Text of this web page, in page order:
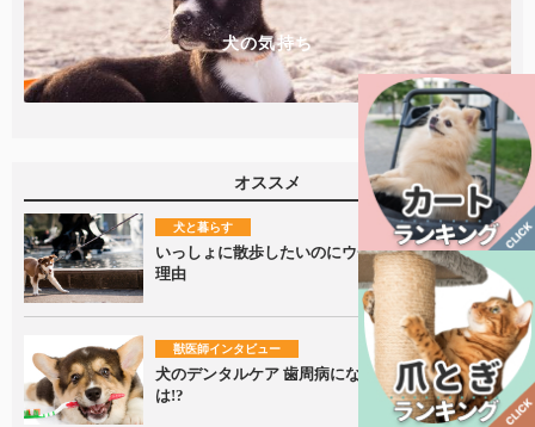
犬の気持ち
オススメ
犬と暮らす
いっしょに散歩したいのにウチの子犬が歩かない
理由
獣医師インタビュー
犬のデンタルケア 歯周病にならないための予防法
は!?